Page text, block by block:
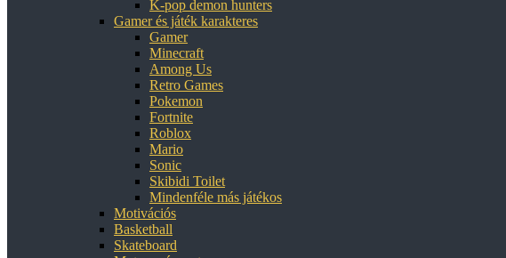
K-pop demon hunters
Gamer és játék karakteres
Gamer
Minecraft
Among Us
Retro Games
Pokemon
Fortnite
Roblox
Mario
Sonic
Skibidi Toilet
Mindenféle más játékos
Motivációs
Basketball
Skateboard